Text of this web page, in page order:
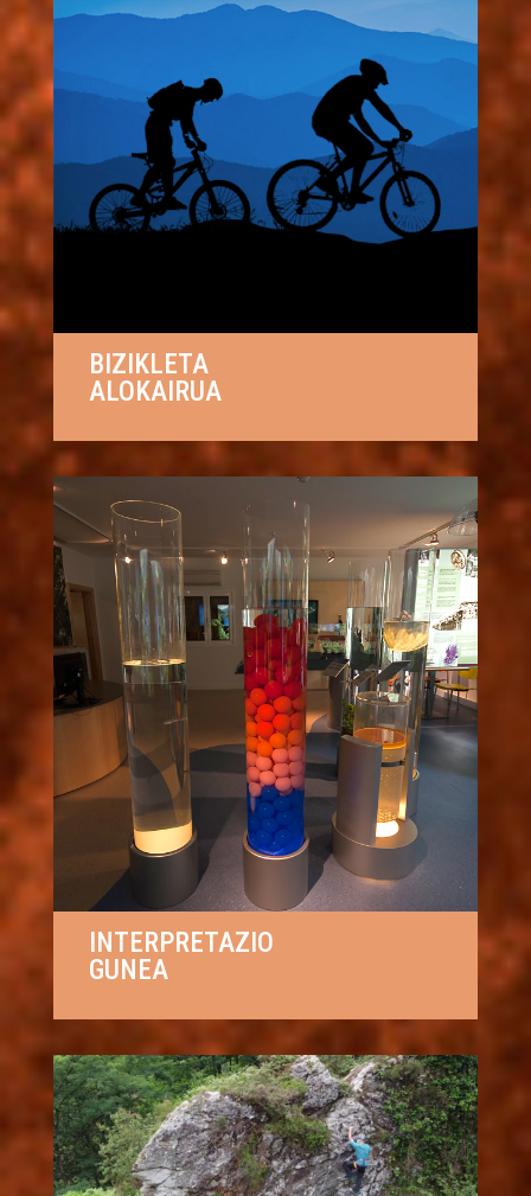
BIZIKLETA
ALOKAIRUA
INTERPRETAZIO
GUNEA